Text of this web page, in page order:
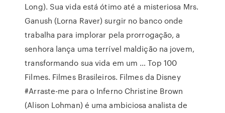
Long). Sua vida está ótimo até a misteriosa Mrs.
Ganush (Lorna Raver) surgir no banco onde
trabalha para implorar pela prorrogação, a
senhora lança uma terrível maldição na jovem,
transformando sua vida em um … Top 100
Filmes. Filmes Brasileiros. Filmes da Disney
#Arraste-me para o Inferno Christine Brown
(Alison Lohman) é uma ambiciosa analista de